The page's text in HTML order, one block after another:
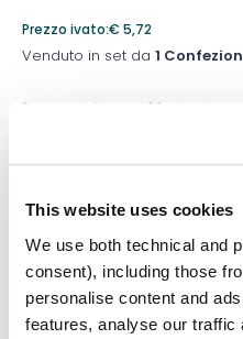
This website uses cookies
We use both technical and
consent), including those
personalise content and
features, analyse our traffic
Prezzo ivato:€ 5,72
Venduto in set da 1
Prezzo migliore nei 30 giorni
Aggiungi al